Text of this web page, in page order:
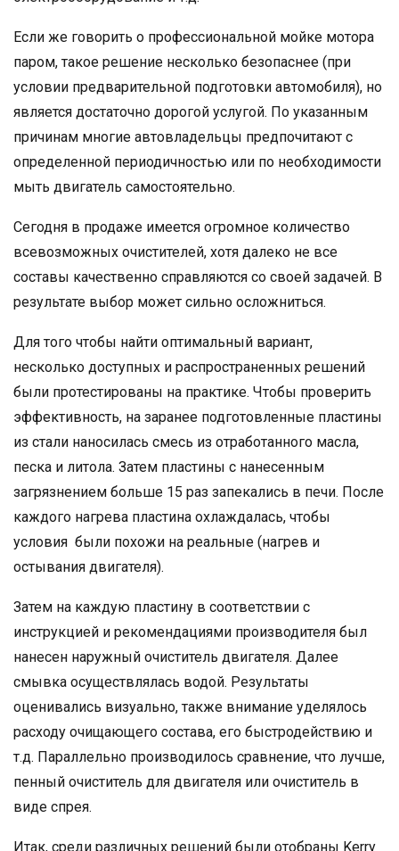
Если же говорить о профессиональной мойке мотора
паром, такое решение несколько безопаснее (при
условии предварительной подготовки автомобиля), но
является достаточно дорогой услугой. По указанным
причинам многие автовладельцы предпочитают с
определенной периодичностью или по необходимости
мыть двигатель самостоятельно.
Сегодня в продаже имеется огромное количество
всевозможных очистителей, хотя далеко не все
составы качественно справляются со своей задачей. В
результате выбор может сильно осложниться.
Для того чтобы найти оптимальный вариант,
несколько доступных и распространенных решений
были протестированы на практике. Чтобы проверить
эффективность, на заранее подготовленные пластины
из стали наносилась смесь из отработанного масла,
песка и литола. Затем пластины с нанесенным
загрязнением больше 15 раз запекались в печи. После
каждого нагрева пластина охлаждалась, чтобы
условия были похожи на реальные (нагрев и
остывания двигателя).
Затем на каждую пластину в соответствии с
инструкцией и рекомендациями производителя был
нанесен наружный очиститель двигателя. Далее
смывка осуществлялась водой. Результаты
оценивались визуально, также внимание уделялось
расходу очищающего состава, его быстродействию и
т.д. Параллельно производилось сравнение, что лучше,
пенный очиститель для двигателя или очиститель в
виде спрея.
Итак, среди различных решений были отобраны Kerry